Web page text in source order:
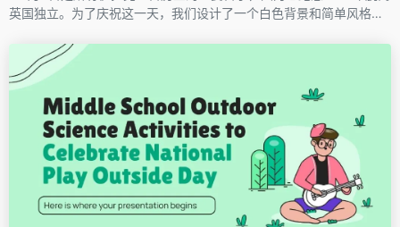
英国独立。为了庆祝这一天，我们设计了一个白色背景和简单风格的
立的，以及今天是如何庆祝这个日子的。只需下载它，添加您想要共
享的信息，就可以了！"